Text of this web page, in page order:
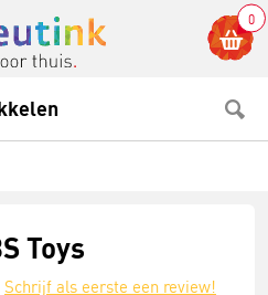
0
Toys
Schrijf als eerste een review!